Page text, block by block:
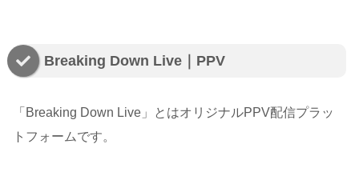
Breaking Down Live｜PPV
「Breaking Down Live」とはオリジナルPPV配信プラッ
トフォームです。